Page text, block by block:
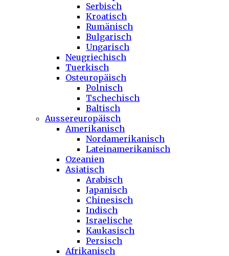
Serbisch
Kroatisch
Rumänisch
Bulgarisch
Ungarisch
Neugriechisch
Tuerkisch
Osteuropäisch
Polnisch
Tschechisch
Baltisch
Aussereuropäisch
Amerikanisch
Nordamerikanisch
Lateinamerikanisch
Ozeanien
Asiatisch
Arabisch
Japanisch
Chinesisch
Indisch
Israelische
Kaukasisch
Persisch
Afrikanisch